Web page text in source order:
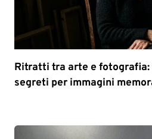
Ritratti tra arte e
segreti per immagini